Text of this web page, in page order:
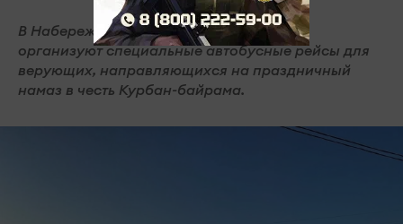
В Набережных Челнах в ночь на 27 мая
организуют специальные автобусные рейсы для
верующих, направляющихся на праздничный
намаз в честь Курбан-байрама.